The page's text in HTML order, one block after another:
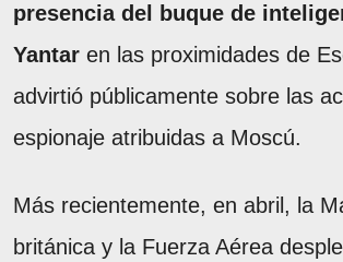
presencia del buque de
Yantar en las proximidades de
advirtió públicamente sobre las
espionaje atribuidas a Moscú.
Más recientemente, en abril, la
británica y la Fuerza Aérea